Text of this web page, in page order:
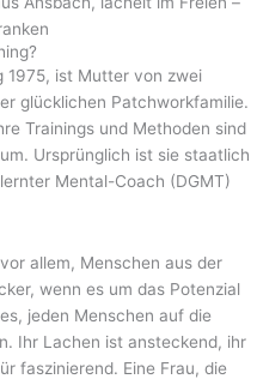
1975, ist Mutter von zwei
glücklichen Patchworkfamilie.
Trainings und Methoden sind
Ursprünglich ist sie staatlich
Mental-Coach (DGMT)
allem, Menschen aus der
wenn es um das Potenzial
jeden Menschen auf die
Ihr Lachen ist ansteckend, ihr
faszinierend. Eine Frau, die